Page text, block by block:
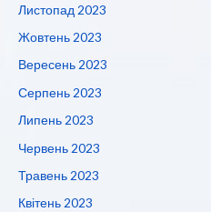
Листопад 2023
Жовтень 2023
Вересень 2023
Серпень 2023
Липень 2023
Червень 2023
Травень 2023
Квітень 2023